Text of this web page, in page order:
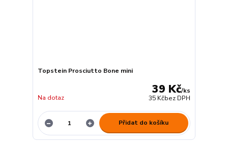
Topstein Prosciutto Bone mini
39 Kč/ks
35 Kčbez DPH
Na dotaz
Přidat do košíku